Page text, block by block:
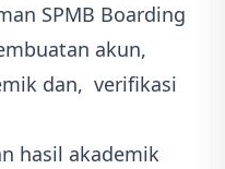
SPMB Boarding
akun,
dan, verifikasi
hasil akademik